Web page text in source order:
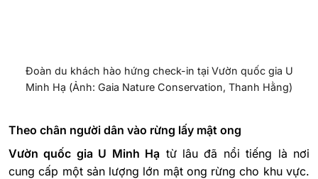
Đoàn du khách hào hứng check-in tại Vườn quốc gia U
Minh Hạ (Ảnh: Gaia Nature Conservation, Thanh Hằng)
Theo chân người dân vào rừng lấy mật ong
Vườn quốc gia U Minh Hạ từ lâu đã nổi tiếng là nơi
cung cấp một sản lượng lớn mật ong rừng cho khu vực.